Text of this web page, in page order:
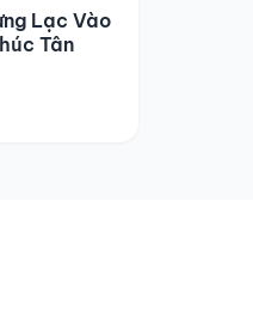
Lạc Vào
Tân